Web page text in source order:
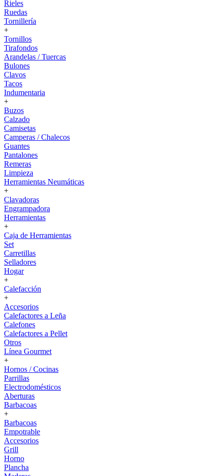
Rieles
Ruedas
Tornillería
+
Tornillos
Tirafondos
Arandelas / Tuercas
Bulones
Clavos
Tacos
Indumentaria
+
Buzos
Calzado
Camisetas
Camperas / Chalecos
Guantes
Pantalones
Remeras
Limpieza
Herramientas Neumáticas
+
Clavadoras
Engrampadora
Herramientas
+
Caja de Herramientas
Set
Carretillas
Selladores
Hogar
+
Calefacción
+
Accesorios
Calefactores a Leña
Calefones
Calefactores a Pellet
Otros
Línea Gourmet
+
Hornos / Cocinas
Parrillas
Electrodomésticos
Aberturas
Barbacoas
+
Barbacoas
Empotrable
Accesorios
Grill
Horno
Plancha